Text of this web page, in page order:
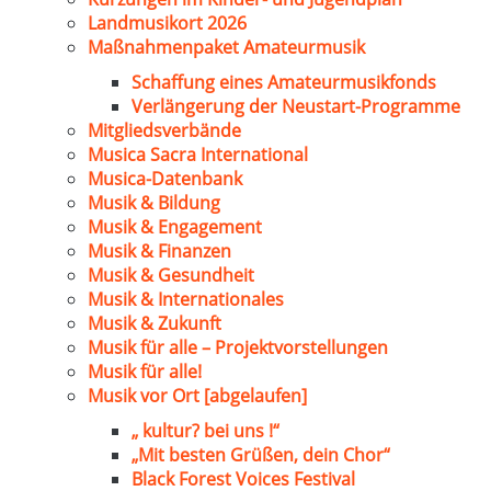
Landmusikort 2026
Maßnahmenpaket Amateurmusik
Schaffung eines Amateurmusikfonds
Verlängerung der Neustart-Programme
Mitgliedsverbände
Musica Sacra International
Musica-Datenbank
Musik & Bildung
Musik & Engagement
Musik & Finanzen
Musik & Gesundheit
Musik & Internationales
Musik & Zukunft
Musik für alle – Projektvorstellungen
Musik für alle!
Musik vor Ort [abgelaufen]
„ kultur? bei uns !“
„Mit besten Grüßen, dein Chor“
Black Forest Voices Festival